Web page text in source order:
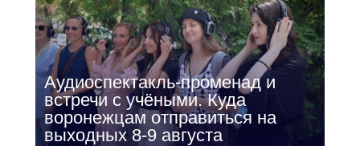
Аудиоспектакль-променад и
встречи с учёными. Куда
воронежцам отправиться на
выходных 8-9 августа